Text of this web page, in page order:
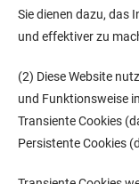
Sie dienen dazu, das
und effektiver zu
(2) Diese Website
und Funktionsweise
Transiente Cookies
Persistente Cookies